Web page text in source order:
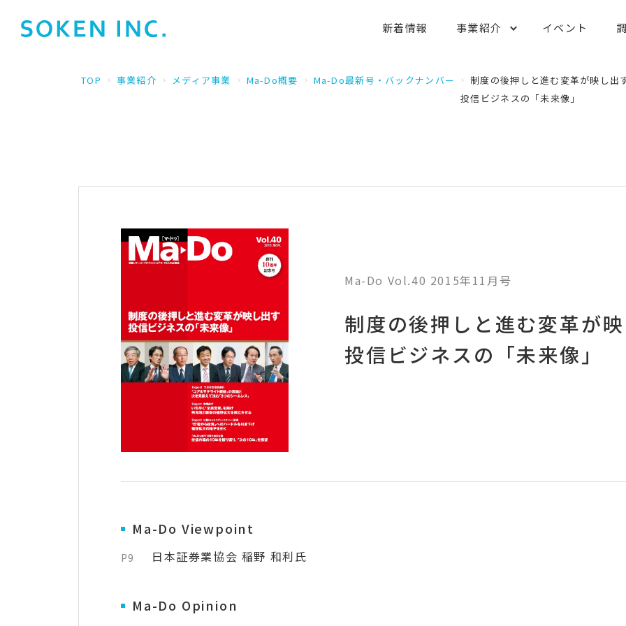
新着情報 事業紹介 イベント
TOP 事業紹介 メディア事業 Ma-Do概要 Ma-Do最新号・バックナンバー
制度の後押しと進む変革が映し出
投信ビジネスの「未来像」
Ma-Do Vol.40 2015年11月号
制度の後押しと進む変革が
投信ビジネスの「未来像」
Ma-Do Viewpoint
P9 日本証券業協会 稲野 和利氏
Ma-Do Opinion